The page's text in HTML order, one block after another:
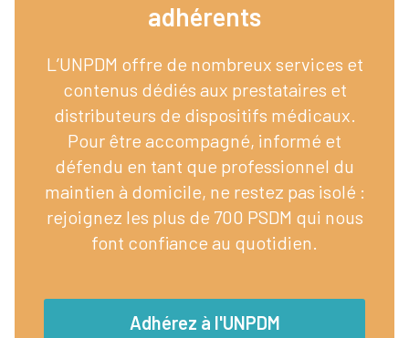
adhérents​
L’UNPDM offre de nombreux services et
contenus dédiés aux prestataires et
distributeurs de dispositifs médicaux.
Pour être accompagné, informé et
défendu en tant que professionnel du
maintien à domicile, ne restez pas isolé :
rejoignez les plus de 700 PSDM qui nous
font confiance au quotidien.
Adhérez à l'UNPDM